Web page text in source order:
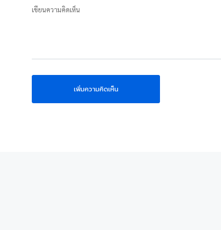
เขียนความคิดเห็น